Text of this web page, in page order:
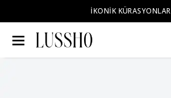
İKONİK KÜRASYONLAR